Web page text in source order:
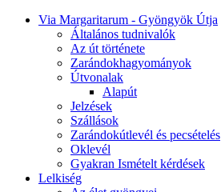
Via Margaritarum - Gyöngyök Útja
Általános tudnivalók
Az út története
Zarándokhagyományok
Útvonalak
Alapút
Jelzések
Szállások
Zarándokútlevél és pecsételés
Oklevél
Gyakran Ismételt kérdések
Lelkiség